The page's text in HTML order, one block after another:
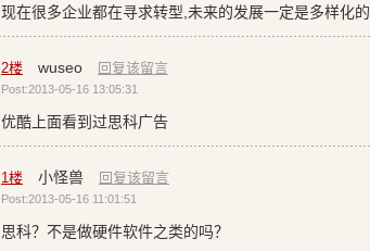
现在很多企业都在寻求转型,未来的发展一定是多样化的.
2楼 wuseo 回复该留言
Post:2013-05-16 13:05:31
优酷上面看到过思科广告
1楼 小怪兽 回复该留言
Post:2013-05-16 11:01:51
思科？不是做硬件软件之类的吗？